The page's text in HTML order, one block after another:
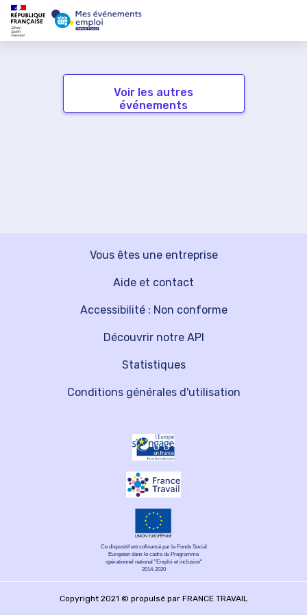
Voir les autres
événements
Vous êtes une entreprise
Découvrir notre API
Aide et contact
Statistiques
Accessibilité : Non conforme
Conditions générales d'utilisation
Ce dispositif est cofinancé par le Fonds Social
Européen dans le cadre du Programme
opérationnel national "Emploi et inclusion"
2014-2020
Copyright 2021 © propulsé par FRANCE TRAVAIL